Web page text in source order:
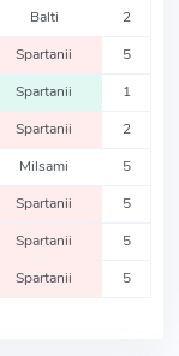
Balti 2
Spartanii 5
Spartanii 1
Spartanii 2
Milsami 5
Spartanii 5
Spartanii 5
Spartanii 5